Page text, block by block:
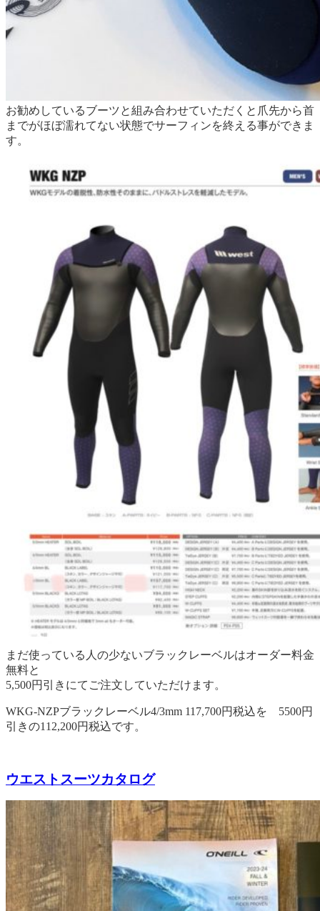
お勧めしているブーツと組み合わせていただくと爪先から首
までがほぼ濡れてない状態でサーフィンを終える事ができま
す。
まだ使っている人の少ないブラックレーベルはオーダー料金
無料と
5,500円引きにてご注文していただけます。
WKG-NZPブラックレーベル4/3mm 117,700円税込を 5500円
引きの112,200円税込です。
ウエストスーツカタログ